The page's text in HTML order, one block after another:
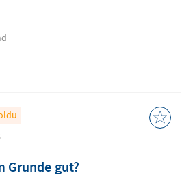
Grunde gut?